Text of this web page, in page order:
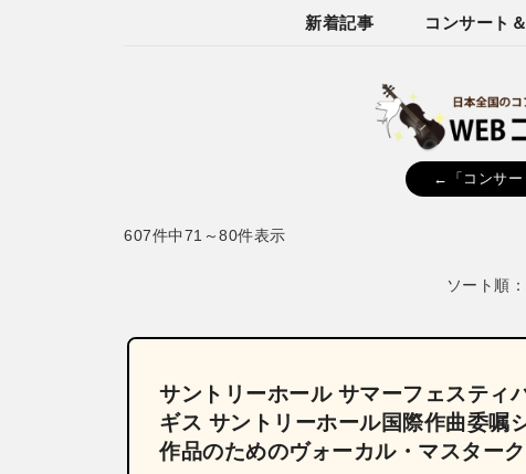
新着記事 コンサート
←「コンサー
607件中71～80件表示
ソート順：
サントリーホール サマーフェスティ
ギス サントリーホール国際作曲委嘱
作品のためのヴォーカル・マスター